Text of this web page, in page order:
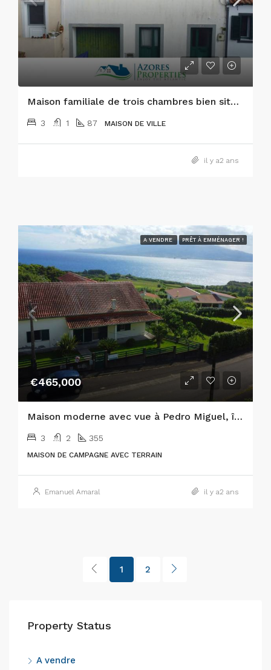
Maison familiale de trois chambres bien située dans la ville de Horta
3 1 87 MAISON DE VILLE
il y a2 ans
A VENDRE PRÊT À EMMÉNAGER !
€465,000
Maison moderne avec vue à Pedro Miguel, île de Faial
3 2 355
MAISON DE CAMPAGNE AVEC TERRAIN
Emanuel Amaral il y a2 ans
1 2
Property Status
A vendre